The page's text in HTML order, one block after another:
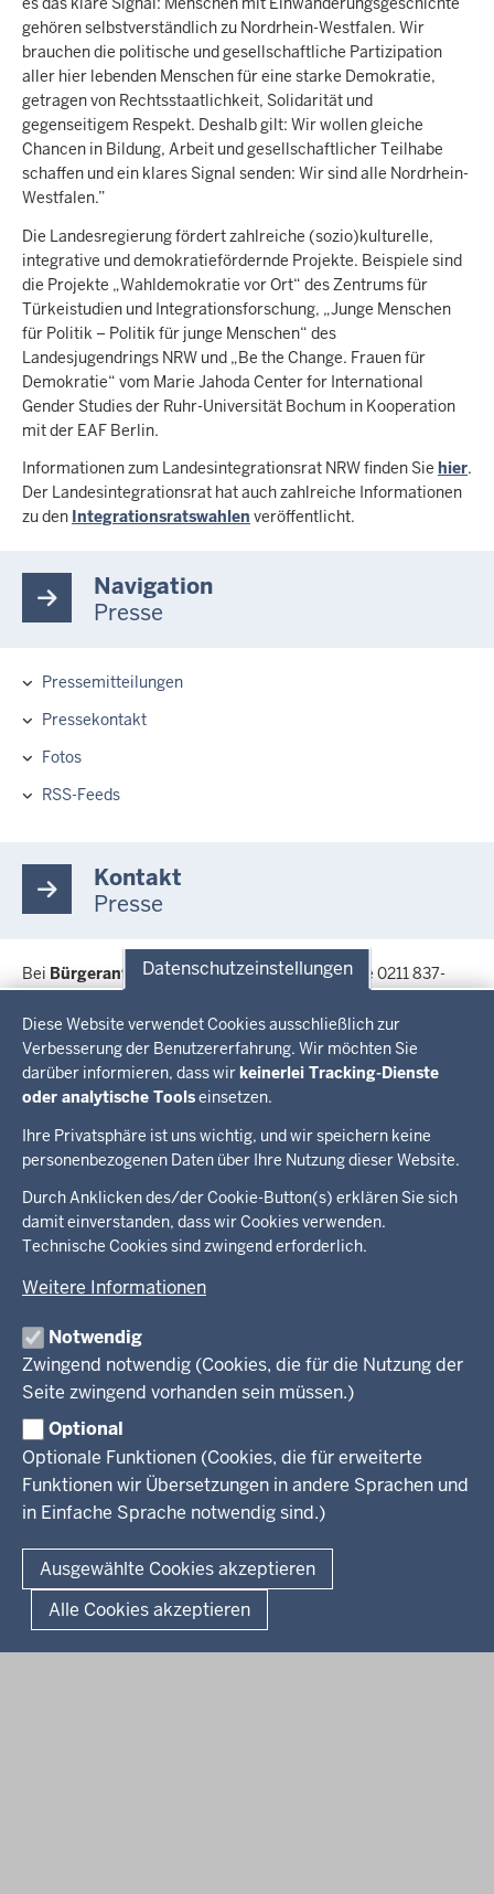
Datenschutzeinstellungen
Diese Website verwendet Cookies ausschließlich zur
Verbesserung der Benutzererfahrung. Wir möchten Sie
darüber informieren, dass wirkeinerlei Tracking-Dienste
oder analytische Toolseinsetzen.
Ihre Privatsphäre ist uns wichtig, und wir speichern keine
personenbezogenen Daten über Ihre Nutzung dieser Website.
Durch Anklicken des/der Cookie-Button(s) erklären Sie sich
damit einverstanden, dass wir Cookies verwenden.
Technische Cookies sind zwingend erforderlich.
Weitere Informationen
Notwendig
Zwingend notwendig (Cookies, die für die Nutzung der
Seite zwingend vorhanden sein müssen.)
Optional
Optionale Funktionen (Cookies, die für erweiterte
Funktionen wir Übersetzungen in andere Sprachen und
in Einfache Sprache notwendig sind.)
Ausgewählte Cookies akzeptieren
Alle Cookies akzeptieren
gehören selbstverständlich zu Nordrhein-Westfalen. Wir
brauchen die politische und gesellschaftliche Partizipation
aller hier lebenden Menschen für eine starke Demokratie,
getragen von Rechtsstaatlichkeit, Solidarität und
gegenseitigem Respekt. Deshalb gilt: Wir wollen gleiche
Chancen in Bildung, Arbeit und gesellschaftlicher Teilhabe
schaffen und ein klares Signal senden: Wir sind alle Nordrhein-
Westfalen.”
Die Landesregierung fördert zahlreiche (sozio)kulturelle,
integrative und demokratiefördernde Projekte. Beispiele sind
die Projekte „Wahldemokratie vor Ort“ des Zentrums für
Türkeistudien und Integrationsforschung, „Junge Menschen
für Politik – Politik für junge Menschen“ des
Landesjugendrings NRW und „Be the Change. Frauen für
Demokratie“ vom Marie Jahoda Center for International
Gender Studies der Ruhr-Universität Bochum in Kooperation
mit der EAF Berlin.
Informationen zum Landesintegrationsrat NRW finden Sie hier.
Der Landesintegrationsrat hat auch zahlreiche Informationen
zu den Integrationsratswahlen veröffentlicht.
Navigation
Presse
Pressemitteilungen
Pressekontakt
Fotos
RSS-Feeds
Kontakt
Presse
Bei Bürgeranfragenwenden Sie sich bitte an die 0211 837-
(poststelle[at]mkjfgfi[dot]nrw[dot]de)
Beijournalistischen Nachfragenwenden Sie sich bitte an die
Pressestelle, Telefon 0211 837-2503, E-Mail:
presse[at]mkjfgfi.nrw.de(presse[at]mkjfgfi[dot]nrw[dot]de)
Inhalte
Im Überblick
Inhalt
in
der
Fußzeile
Menü
Ministerium
Kinder
Jugend
Familie
LSBTIQ*
Gleichstellung
Flucht
Presse
Pressemitteilungen
Pressekontakt
Fotos
RSS-Feeds
Service
Broschürenservice
Bibliothek
Newsletter
Geschützter Kontakt
Landesportal NRW
Anfahrt
E-Rechnung
#WTFuture
Fußzeile
Seitenübersicht Kontakt Datenschutz